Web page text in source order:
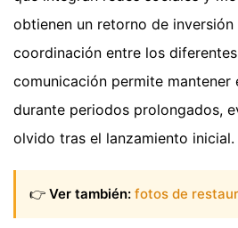
obtienen un retorno de inversión
coordinación entre los
comunicación permite mantener
durante periodos prolongados,
olvido tras el lanzamiento inicial.
👉 Ver también: fotos de